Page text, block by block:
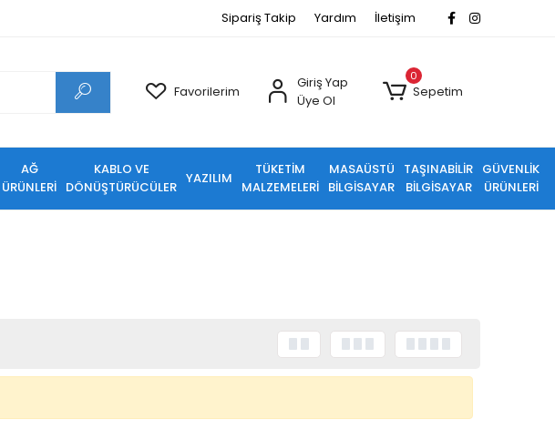
Sipariş Takip Yardım İletişim
Favorilerim
Giriş Yap
Üye Ol
0
Sepetim
AĞ
ÜRÜNLERİ
KABLO VE
DÖNÜŞTÜRÜCÜLER
YAZILIM
TÜKETİM
MALZEMELERİ
MASAÜSTÜ
BİLGİSAYAR
TAŞINABİLİR
BİLGİSAYAR
GÜVENLİK
ÜRÜNLERİ